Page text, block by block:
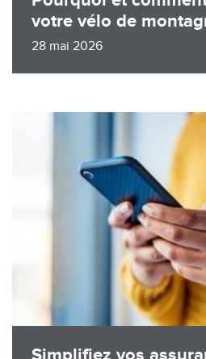
votre vélo de
28 mai 2026